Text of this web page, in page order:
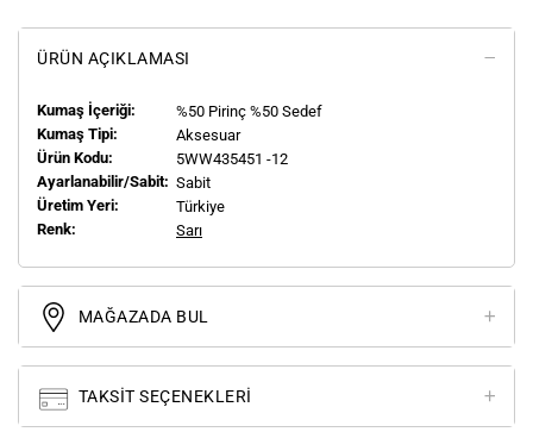
ÜRÜN AÇIKLAMASI
Kumaş İçeriği:
%50 Pirinç %50 Sedef
Kumaş Tipi:
Aksesuar
Ürün Kodu:
5WW435451 -12
Ayarlanabilir/Sabit: Sabit
Üretim Yeri:
Türkiye
Renk:
Sarı
MAĞAZADA BUL
TAKSIT SEÇENEKLERI